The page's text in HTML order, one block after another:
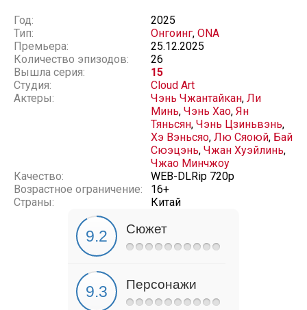
Год:
2025
Тип:
Онгоинг, ONA
Премьера:
25.12.2025
Количество эпизодов:
26
Вышла серия:
15
Студия:
Cloud Art
Актеры:
Чэнь Чжантайкан, Ли
Минь, Чэнь Хао, Ян
Тяньсян, Чэнь Цзиньвэнь,
Хэ Вэньсяо, Лю Сяоюй, Бай
Сюэцэнь, Чжан Хуэйлинь,
Чжао Минчжоу
Качество:
WEB-DLRip 720p
Возрастное ограничение:
16+
Страны:
Китай
Сюжет
Персонажи